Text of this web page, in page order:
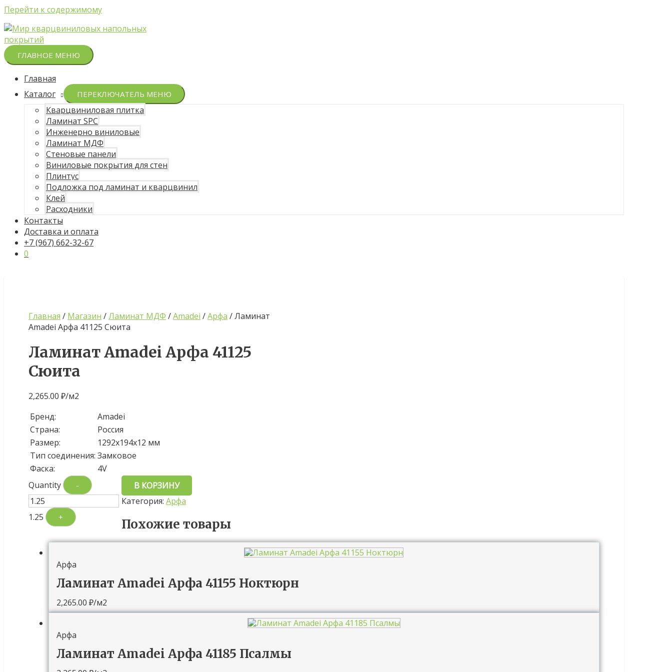
Перейти к содержимому
ГЛАВНОЕ МЕНЮ
Главная
Каталог
ПЕРЕКЛЮЧАТЕЛЬ МЕНЮ
Кварцвиниловая плитка
Ламинат SPC
Инженерно виниловые
Ламинат МДФ
Стеновые панели
Виниловые покрытия для стен
Плинтус
Подложка под ламинат и кварцвинил
Клей
Расходники
Контакты
Доставка и оплата
+7 (967) 662-32-67
0
Главная / Магазин /Ламинат МДФ /Amadei /Арфа / Ламинат
Amadei Арфа 41125 Сюита
Ламинат Amadei Арфа 41125
Сюита
2,265.00 ₽/м2
Бренд:
Amadei
Страна:
Россия
Размер:
1292х194х12 мм
Тип соединения: Замковое
Фаска:
4V
Quantity
-
1.25 +
В КОРЗИНУ
Категория: Арфа
Похожие товары
Арфа
Ламинат Amadei Арфа 41155 Ноктюрн
2,265.00 ₽/м2
Арфа
Ламинат Amadei Арфа 41185 Псалмы